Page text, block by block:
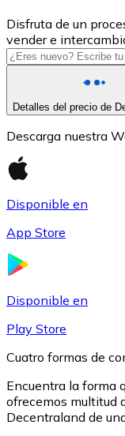
USD Coin
USDC
Disfruta de un
vender e
Detalles del precio de
Descarga nuestra
Disponible en
App Store
Disponible en
Play Store
Cuatro formas de
Encuentra la forma
ofrecemos multitud
Decentraland de